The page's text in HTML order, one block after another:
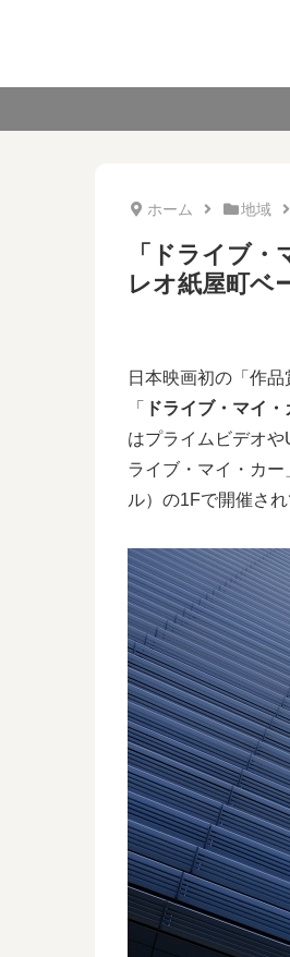
ホーム 地域
「ドライブ
レオ紙屋町ベ
日本映画初の「作
「
ドライブ・マイ・
はプライムビデオ
ライブ・マイ・カー
ル）の1Fで開催され